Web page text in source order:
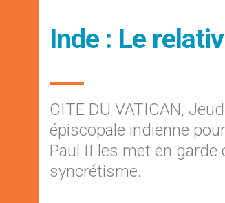
Inde : Le
CITE DU VATICAN,
épiscopale indienne
Paul II les met en
syncrétisme.